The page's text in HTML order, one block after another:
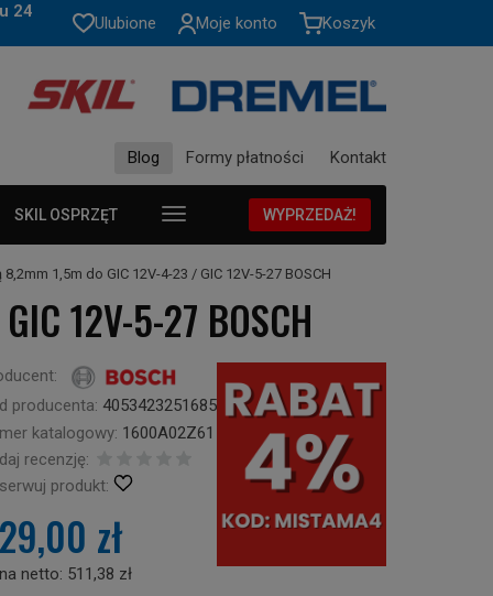
24
Ulubione Moje konto Koszyk
Blog Formy płatności Kontakt
SKIL OSPRZĘT WYPRZEDAŻ!
1,5m do GIC 12V-4-23 / GIC 12V-5-27 BOSCH
12V-5-27 BOSCH
producenta: 4053423251685
katalogowy: 1600A02Z61
recenzję:
produkt:
zł
netto: 511,38 zł